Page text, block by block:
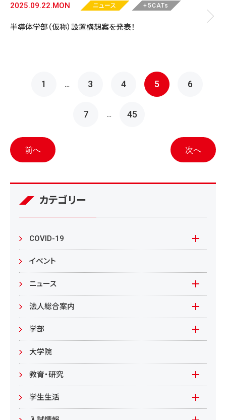
半導体学部（仮称）設置構想案を発表！
2025.09.22.MON ニュース +5CATs
ビ
ゲ
ー
ン
前へ
1 … 3 4 5 6
7 … 45
次へ
カテゴリー
COVID-19
本学の対応
在学生の皆様へ
来学される皆様へ
イベント
ニュース
報道資料
基本情報
法人総合案内
入札情報
教職員募集
教職員募集（教員）
学部
文学部
日文
英米
大学院
教育・研究
教育
地域連携型学生研究(旧学生GP)
学生生活